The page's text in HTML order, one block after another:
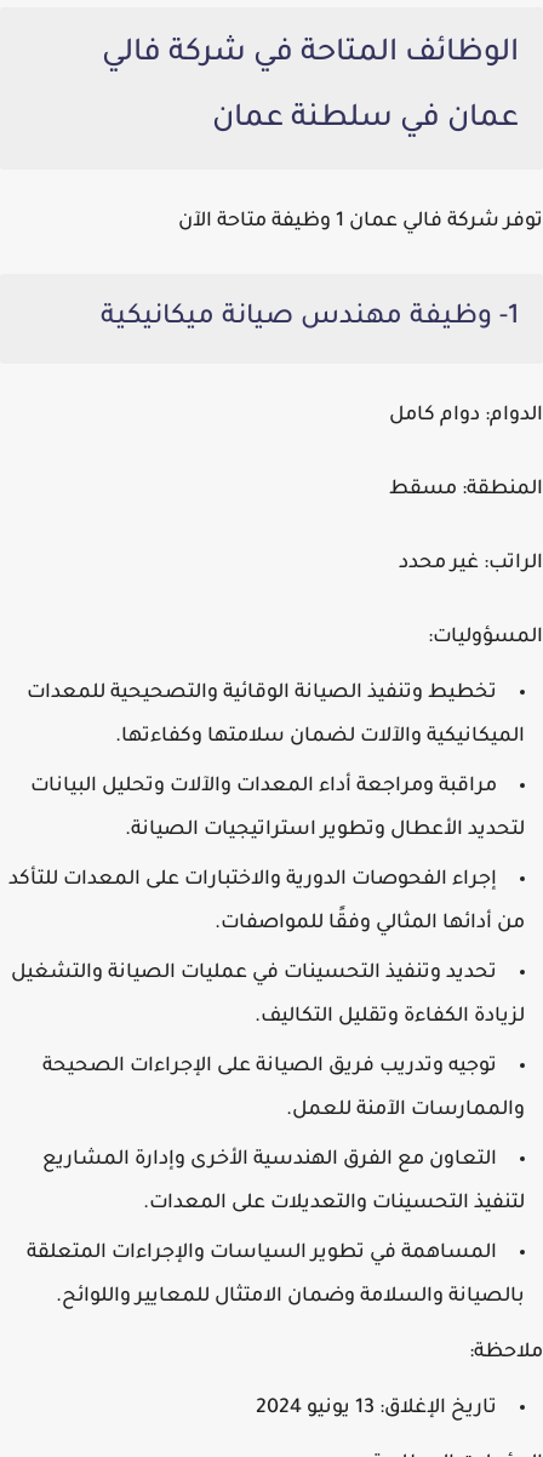
الوظائف المتاحة في شركة فالي
عمان في سلطنة عمان
توفر شركة فالي عمان 1 وظيفة متاحة الآن
1- وظيفة مهندس صيانة ميكانيكية
الدوام: دوام كامل
المنطقة: مسقط
الراتب: غير محدد
المسؤوليات:
تخطيط وتنفيذ الصيانة الوقائية والتصحيحية للمعدات
الميكانيكية والآلات لضمان سلامتها وكفاءتها.
مراقبة ومراجعة أداء المعدات والآلات وتحليل البيانات
لتحديد الأعطال وتطوير استراتيجيات الصيانة.
إجراء الفحوصات الدورية والاختبارات على المعدات للتأكد
من أدائها المثالي وفقًا للمواصفات.
تحديد وتنفيذ التحسينات في عمليات الصيانة والتشغيل
لزيادة الكفاءة وتقليل التكاليف.
توجيه وتدريب فريق الصيانة على الإجراءات الصحيحة
والممارسات الآمنة للعمل.
التعاون مع الفرق الهندسية الأخرى وإدارة المشاريع
لتنفيذ التحسينات والتعديلات على المعدات.
المساهمة في تطوير السياسات والإجراءات المتعلقة
بالصيانة والسلامة وضمان الامتثال للمعايير واللوائح.
ملاحظة:
تاريخ الإغلاق: 13 يونيو 2024